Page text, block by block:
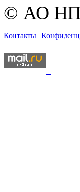
© АО
Контакты |